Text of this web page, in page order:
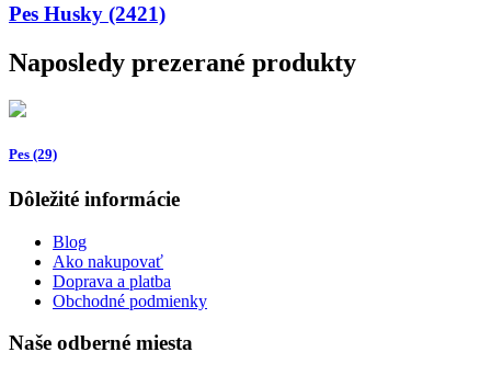
Pes Husky (2421)
Naposledy prezerané produkty
Pes (29)
Dôležité informácie
Blog
Ako nakupovať
Doprava a platba
Obchodné podmienky
Naše odberné miesta